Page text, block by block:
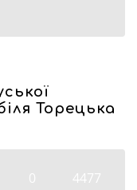
Торецька
0 4477